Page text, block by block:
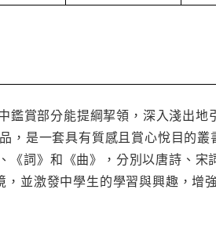
鑑賞部分能提綱挈領，深入淺出地
是一套具有質感且賞心悅目的叢
詞》和《曲》，分別以唐詩、宋
並激發中學生的學習與興趣，增